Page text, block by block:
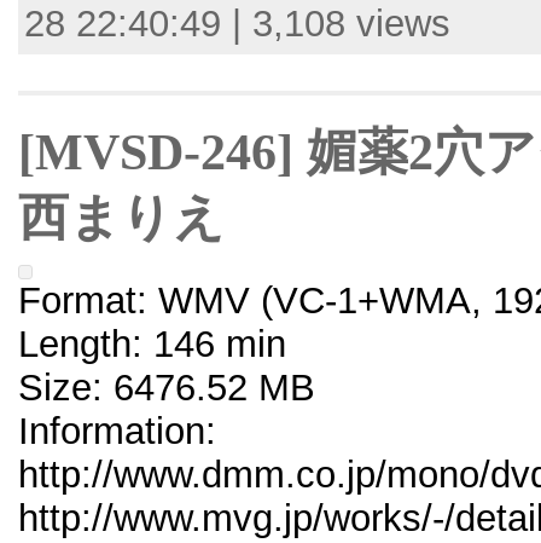
28 22:40:49 | 3,108 views
[MVSD-246] 媚薬2穴
西まりえ
Format: WMV (VC-1+WMA,
Length: 146 min
Size: 6476.52 MB
Information:
http://www.dmm.co.jp/mono/
http://www.mvg.jp/works/-/